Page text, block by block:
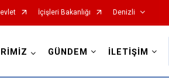
İçişleri Bakanlığı Denizli
GÜNDEM İLETİŞİM